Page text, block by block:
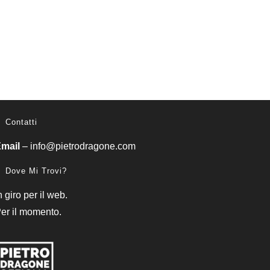
Contatti
– info@pietrodragone.com
Dove Mi Trovi?
giro per il web.
il momento.